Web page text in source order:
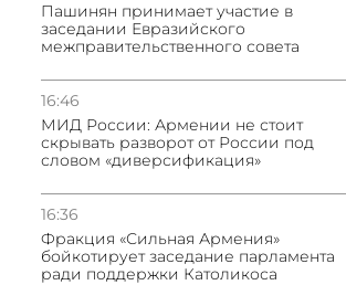
Пашинян принимает участие в
заседании Евразийского
межправительственного совета
16:46
МИД России: Армении не стоит
скрывать разворот от России под
словом «диверсификация»
16:36
Фракция «Сильная Армения»
бойкотирует заседание парламента
ради поддержки Католикоса